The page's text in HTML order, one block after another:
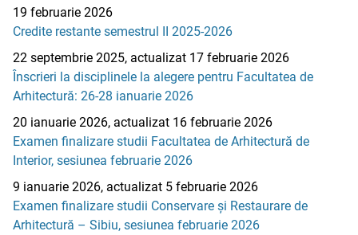
19 februarie 2026
Credite restante semestrul II 2025-2026
22 septembrie 2025, actualizat 17 februarie 2026
Înscrieri la disciplinele la alegere pentru Facultatea de
Arhitectură: 26-28 ianuarie 2026
20 ianuarie 2026, actualizat 16 februarie 2026
Examen finalizare studii Facultatea de Arhitectură de
Interior, sesiunea februarie 2026
9 ianuarie 2026, actualizat 5 februarie 2026
Examen finalizare studii Conservare și Restaurare de
Arhitectură – Sibiu, sesiunea februarie 2026